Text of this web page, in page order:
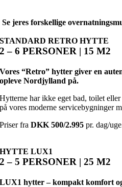
Se jeres forskellige
STANDARD RETRO HYTTE
2 – 6 PERSONER | 15 M2
Vores “Retro” hytter giver en
opleve Nordjylland på.
Hytterne har ikke eget bad, toilet
på vores moderne servicebygninger
Priser fraDKK 500/2.995 pr. dag/
HYTTE LUX1
2 – 5 PERSONER | 25 M2
LUX1 hytter – kompakt komfort